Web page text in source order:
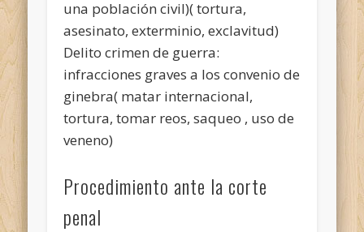
una población civil)( tortura,
asesinato, exterminio, exclavitud)
Delito crimen de guerra:
infracciones graves a los convenio de
ginebra( matar internacional,
tortura, tomar reos, saqueo , uso de
veneno)
Procedimiento ante la corte
penal